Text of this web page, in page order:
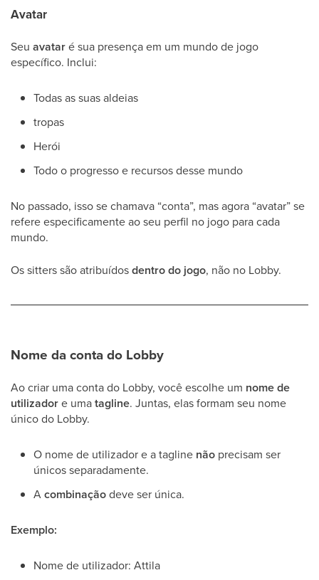
Avatar
Seu avataré sua presença em um mundo de jogo
específico. Inclui:
Todas as suas aldeias
tropas
Herói
Todo o progresso e recursos desse mundo
No passado, isso se chamava “conta”, mas agora “avatar” se
refere especificamente ao seu perfil no jogo para cada
mundo.
Os sitters são atribuídosdentro do jogo, não no Lobby.
Nome da conta do Lobby
Ao criar uma conta do Lobby, você escolhe um nome de
utilizadore umatagline. Juntas, elas formam seu nome
único do Lobby.
O nome de utilizador e a tagline não precisam ser
únicos separadamente.
Acombinaçãodeve ser única.
Exemplo:
Nome de utilizador: Attila